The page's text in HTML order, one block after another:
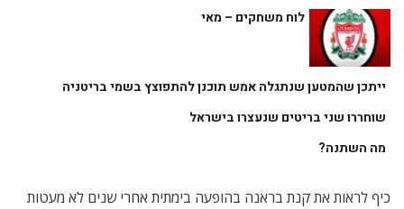
לוח משחקים – מאי
ייתכן שהמטען שנתגלה אמש תוכנן להתפוצץ בשמי בריטניה
שוחררו שני בריטים שנעצרו בישראל
מה השתנה?
כיף לראות את קנת בראנה בהופעה בימתית אחרי שנים לא מעטות